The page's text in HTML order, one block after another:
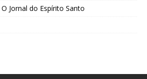
Jornal do Espírito Santo